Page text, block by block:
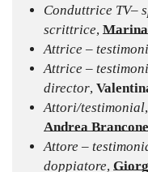
Conduttrice TV–
scrittrice,
Attrice –
Attrice –
director,
Attori/testimonial,
Andrea Brancone
Attore –
doppiatore,